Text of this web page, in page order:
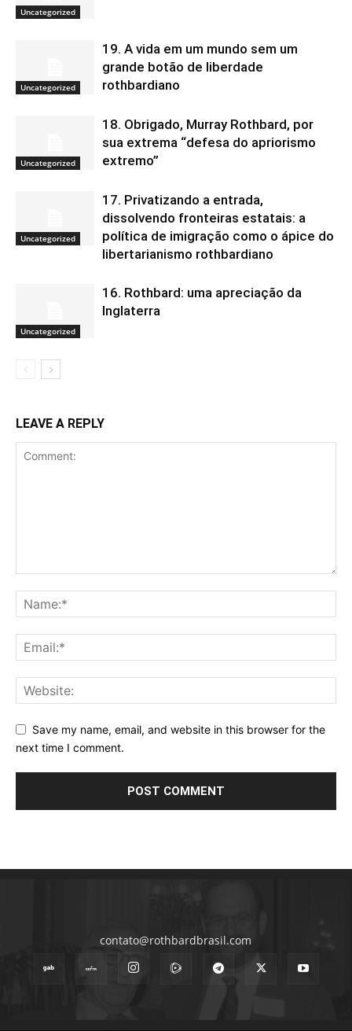
Uncategorized
Uncategorized
19. A vida em um mundo sem um
grande botão de liberdade
rothbardiano
Uncategorized
18. Obrigado, Murray Rothbard, por
sua extrema “defesa do apriorismo
extremo”
Uncategorized
17. Privatizando a entrada,
dissolvendo fronteiras estatais: a
política de imigração como o ápice do
libertarianismo rothbardiano
Uncategorized
16. Rothbard: uma apreciação da
Inglaterra
LEAVE A REPLY
Save my name, email, and website in this browser for the
next time I comment.
contato@rothbardbrasil.com